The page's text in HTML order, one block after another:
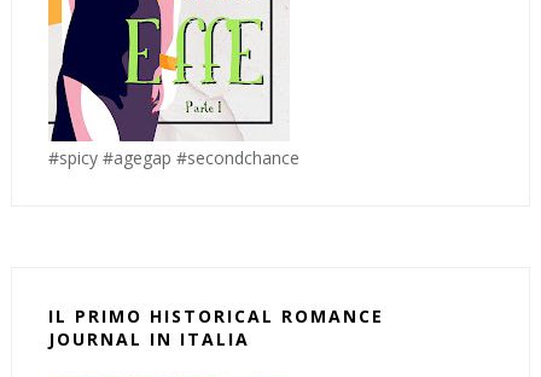
#spicy #agegap #secondchance
IL PRIMO HISTORICAL ROMANCE
JOURNAL IN ITALIA